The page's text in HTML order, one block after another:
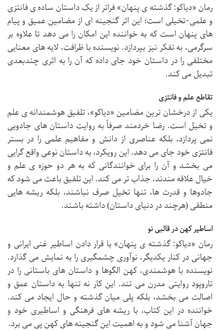
رمان «دیاکو: گذشته ی پنهان» فراتر از یک داستان ساده ی فانتزی
و علمی-تخیلی است؛ این اثر گنجینه ای از مضامین عمیق و پیام
های پنهان است که به خواننده این امکان را می دهد تا علاوه بر
سرگرمی، به تفکر نیز بپردازد. نویسنده با ظرافت، لایه های معنایی
مختلفی را در داستان خود جای داده که آن را به اثری چندبعدی
تبدیل می کند.
تقاطع علم و فانتزی
یکی از درخشان ترین مضامین «دیاکو»، تلفیق هوشمندانه ی علم
و تخیل است. رضا خردمند صرفاً به روایت داستان های جادویی
نمی پردازد، بلکه عناصری از دانش و مفاهیم علمی را در بستر
فانتزی خود جای می دهد. این رویکرد، به داستان نوعی واقع گرایی
می بخشد و آن را برای خوانندگانی که به هر دو حوزه ی علم و
خیال علاقه مندند، جذاب تر می کند. این تلفیق باعث می شود که
جادوها و قدرت ها، تنها تخیل صرف نباشند، بلکه ریشه هایی
منطقی (هرچند در دنیای داستان) داشته باشند.
اساطیر کهن در قالبی نو
رمان «دیاکو: گذشته ی پنهان» با قرار دادن اساطیر غنی ایرانی و
جهانی در کنار یکدیگر، نوآوری چشمگیری را به نمایش می گذارد.
نویسنده با هوشمندی، کهن الگوها و داستان های باستانی را در
تاروپود روایتی مدرن می تند. این کار نه تنها به داستان عمق و
اصالت می بخشد، بلکه پلی میان گذشته و حال ایجاد می کند.
خواننده در این کتاب، با ریشه های فرهنگی و اساطیری خود و
جهان آشنا می شود و به اهمیت این گنجینه های کهن پی می برد.